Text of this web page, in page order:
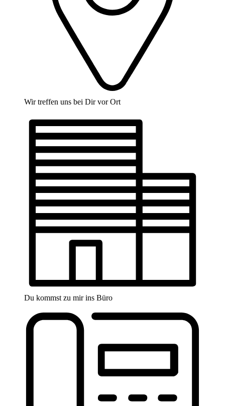
Wir treffen uns bei Dir vor Ort
Du kommst zu mir ins Büro